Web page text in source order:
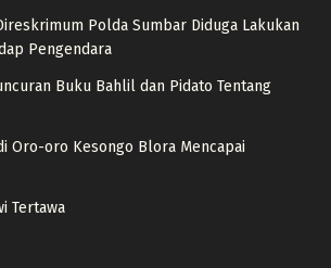
Polda Sumbar Diduga Lakukan
Pengendara
Buku Bahlil dan Pidato Tentang
Oro-oro Kesongo Blora Mencapai
Tertawa